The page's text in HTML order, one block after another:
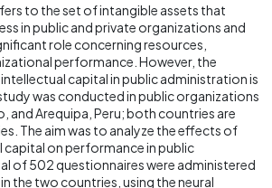
to the set of intangible assets that
in public and private organizations and
role concerning resources,
performance. However, the
capital in public administration is
was conducted in public organizations
and Arequipa, Peru; both countries are
The aim was to analyze the effects of
capital on performance in public
of 502 questionnaires were administered
the two countries, using the neural